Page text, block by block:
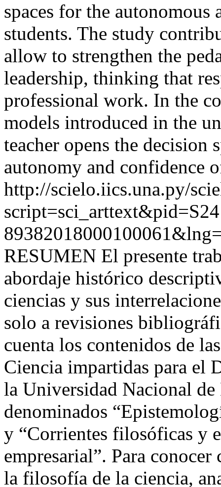
spaces for the
students. The study
allow to strengthen the
leadership, thinking that
professional work. In the
models introduced in the
teacher opens the decision
autonomy and confidence
http://scielo.iics.una.py/
RESUMEN El presente
abordaje histórico
ciencias y sus
solo a revisiones
cuenta los contenidos de
Ciencia impartidas para el
la Universidad Nacional
denominados
y “Corrientes filosóficas y
empresarial”. Para
la filosofía de la ciencia,